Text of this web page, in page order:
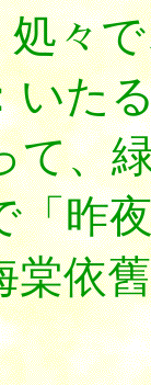
々
た
て、
「昨
棠依